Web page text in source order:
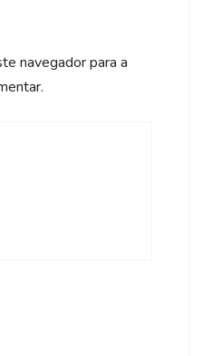
navegador para a